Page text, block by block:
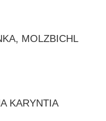
MOLZBICHL
KARYNTIA